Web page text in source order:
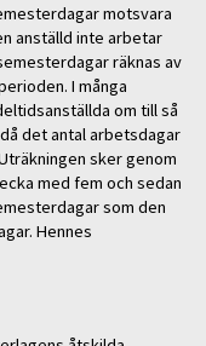
motsvara
anställd inte arbetar
räknas av
I många
om till så
det antal arbetsdagar
sker genom
med fem och sedan
som den
Hennes